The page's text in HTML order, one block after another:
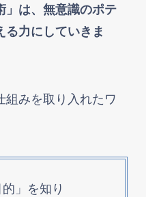
」は、無意識のポテ
る力にしていきま
組みを取り入れたワ
」を知り